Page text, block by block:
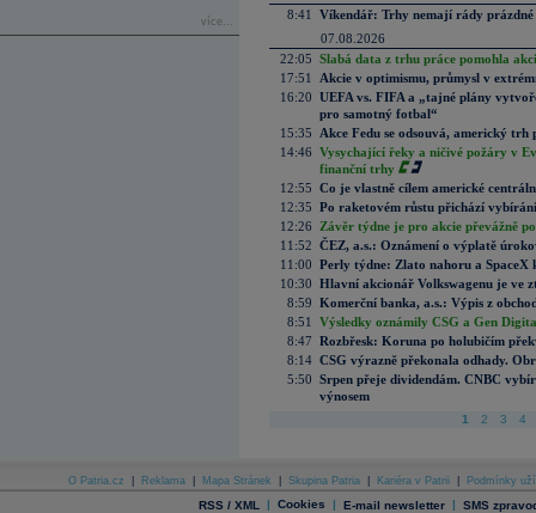
více...
8:41
Víkendář: Trhy nemají rády prázdné
07.08.2026
22:05 Slabá data z trhu práce pomohla
17:51
Akcie v optimismu, průmysl v
16:20 UEFA vs. FIFA a „tajné plány
pro samotný fotbal“
15:35
Akce Fedu se odsouvá, americký
14:46 Vysychající řeky a ničivé požáry v
finanční trhy
12:55 Co je vlastně cílem americké
12:35 Po raketovém růstu přichází
12:26
Závěr týdne je pro akcie převážně
11:52 ČEZ, a.s.: Oznámení o výplatě
11:00 Perly týdne: Zlato nahoru a SpaceX
10:30 Hlavní akcionář Volkswagenu je ve
8:59 Komerční banka, a.s.: Výpis z
8:51
Výsledky oznámily CSG a Gen
8:47 Rozbřesk: Koruna po holubičím
8:14 CSG výrazně překonala odhady.
5:50 Srpen přeje dividendám. CNBC
výnosem
1 2 3 4
O Patria.cz Reklama Mapa Stránek Skupina Patria Kariéra v Patrii Podmínky
RSS / XML | Cookies | E-mail newsletter | SMS